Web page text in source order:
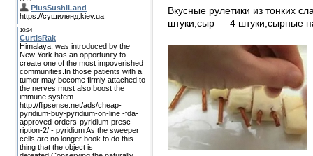
Вкусные рулетики из тонких
штуки;сыр — 4 штуки;сырные